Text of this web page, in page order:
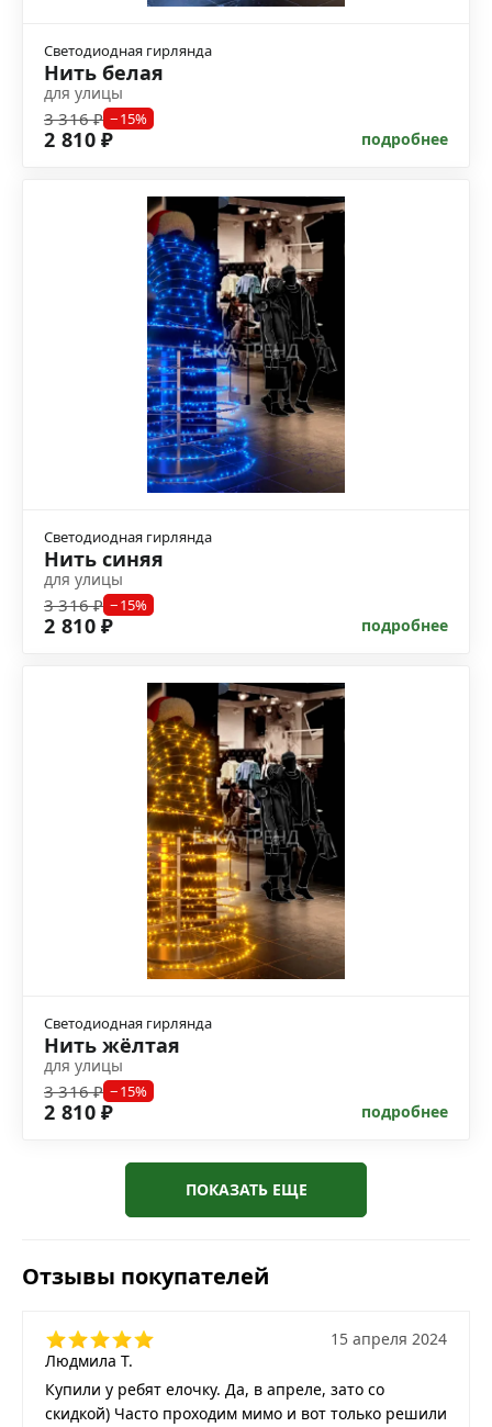
Светодиодная гирлянда
Нить белая
для улицы
3 316 ₽ −15%
2 810 ₽ подробнее
Светодиодная гирлянда
Нить синяя
для улицы
3 316 ₽ −15%
2 810 ₽ подробнее
Светодиодная гирлянда
Нить жёлтая
для улицы
3 316 ₽ −15%
2 810 ₽ подробнее
ПОКАЗАТЬ ЕЩЕ
Отзывы покупателей
Людмила Т.
15 апреля 2024
Купили у ребят елочку. Да, в апреле, зато со
скидкой) Часто проходим мимо и вот только решили